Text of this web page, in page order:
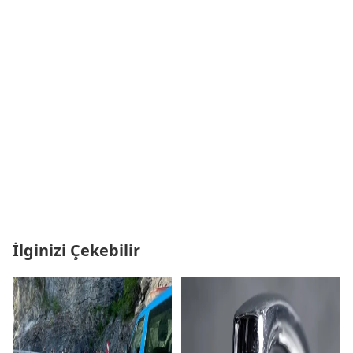
İlginizi Çekebilir